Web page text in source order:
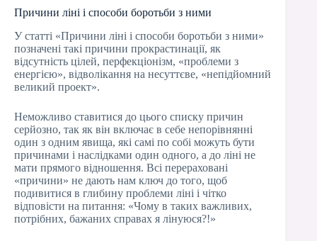
Причини ліні і способи боротьби з ними
У статті «Причини ліні і способи боротьби з ними»
позначені такі причини прокрастинації, як
відсутність цілей, перфекціонізм, «проблеми з
енергією», відволікання на несуттєве, «непідйомний
великий проект».
Неможливо ставитися до цього списку причин
серйозно, так як він включає в себе непорівнянні
один з одним явища, які самі по собі можуть бути
причинами і наслідками один одного, а до ліні не
мати прямого відношення. Всі перераховані
«причини» не дають нам ключ до того, щоб
подивитися в глибину проблеми ліні і чітко
відповісти на питання: «Чому в таких важливих,
потрібних, бажаних справах я лінуюся?!»